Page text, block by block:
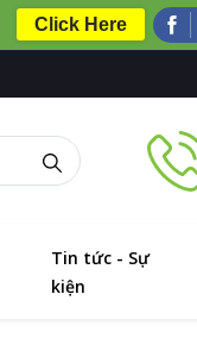
Tin tức - Sự
kiện
Click Here